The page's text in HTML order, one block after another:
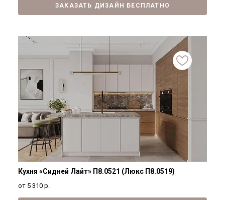
ЗАКАЗАТЬ ДИЗАЙН БЕСПЛАТНО
Кухня «Сидней Лайт» П8.0521 (Люкс П8.0519)
от 5 310 р.